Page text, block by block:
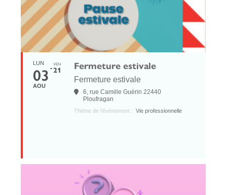
LUN
03
AOU
VEN
21 Fermeture estivale
Fermeture estivale
6, rue Camille Guérin 22440
Ploufragan
Thème de l'événement : Vie professionnelle